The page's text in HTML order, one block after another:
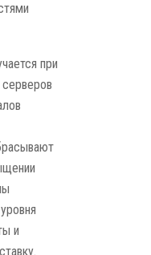
при
и